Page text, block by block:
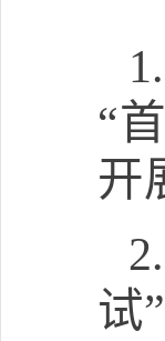
1.
“
开
2.
试”